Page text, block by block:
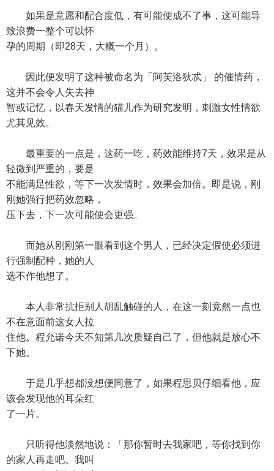
如果是意愿和配合度低，有可能便成不了事，这可能导
致浪费一整个可以怀
孕的周期（即28天，大概一个月）。
因此便发明了这种被命名为「阿芙洛狄忒」 的催情药，
这并不会令人失去神
智或记忆，以春天发情的猫儿作为研究发明，刺激女性情欲
尤其见效。
最重要的一点是，这药一吃，药效能维持7天，效果是从
轻微到严重的，要是
不能满足性欲，等下一次发情时，效果会加倍。即是说，刚
刚她强行把药效忽略，
压下去，下一次可能便会更强。
而她从刚刚第一眼看到这个男人，已经决定假使必须进
行强制配种，她的人
选不作他想了。
本人非常抗拒别人胡乱触碰的人，在这一刻竟然一点也
不在意面前这女人拉
住他。程允诺今天不知第几次质疑自己了，但他就是放心不
下她。
于是几乎想都没想便同意了，如果程思贝仔细看他，应
该会发现他的耳朵红
了一片。
只听得他淡然地说：「那你暂时去我家吧，等你找到你
的家人再走吧。我叫